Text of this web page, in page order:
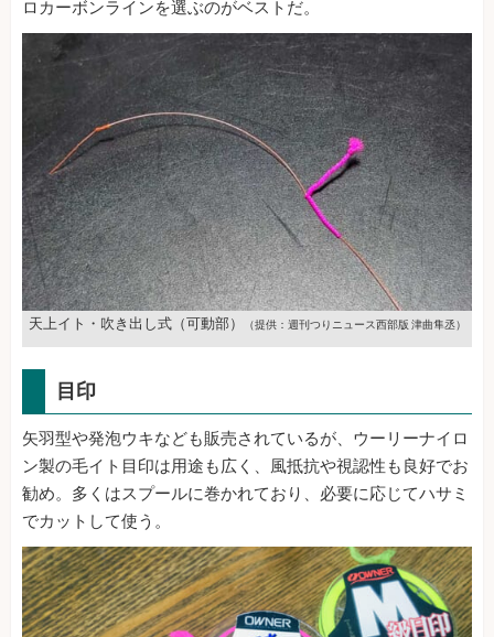
ロカーボンラインを選ぶのがベストだ。
天上イト・吹き出し式（可動部） （提供：週刊つりニュース西部版 津曲隼丞）
目印
矢羽型や発泡ウキなども販売されているが、ウーリーナイロ
ン製の毛イト目印は用途も広く、風抵抗や視認性も良好でお
勧め。多くはスプールに巻かれており、必要に応じてハサミ
でカットして使う。